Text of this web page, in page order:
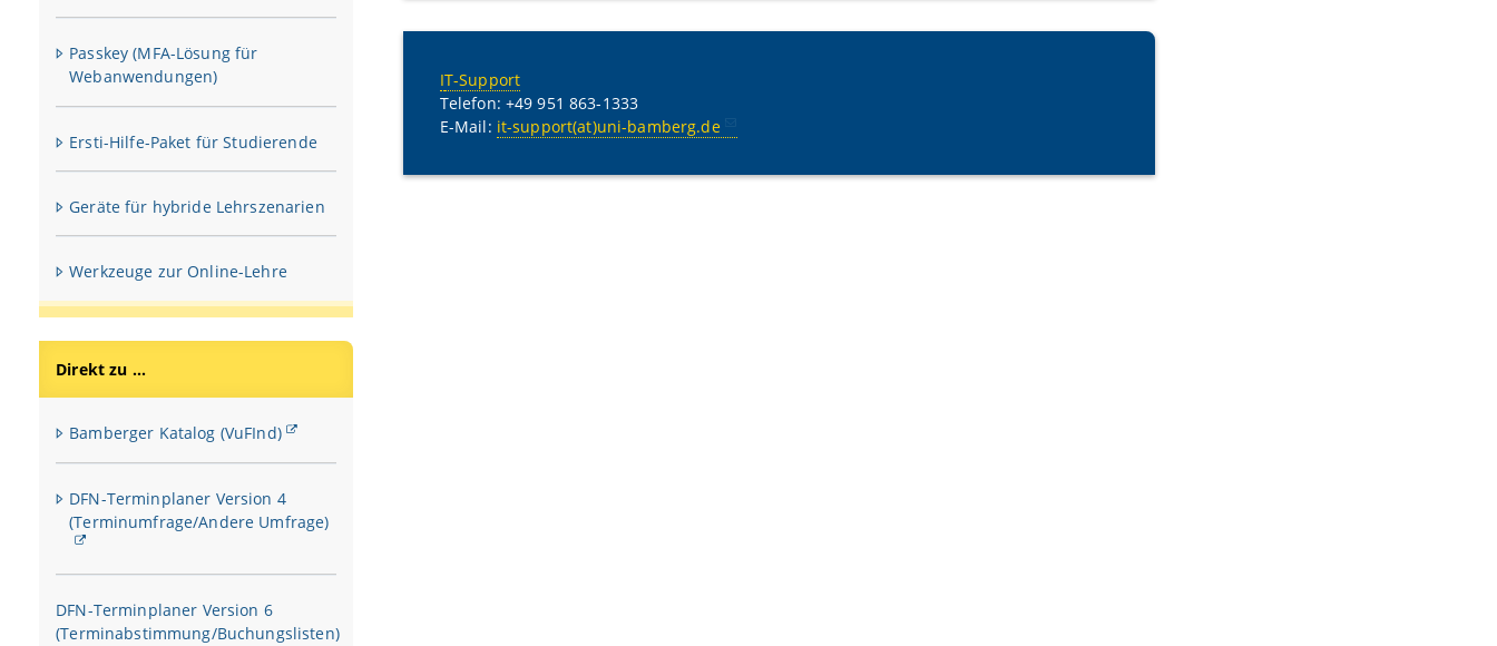
Passkey (MFA-Lösung für
Webanwendungen)
Ersti-Hilfe-Paket für Studierende
Geräte für hybride Lehrszenarien
Werkzeuge zur Online-Lehre
Direkt zu ...
Bamberger Katalog (VuFInd)
DFN-Terminplaner Version 4
(Terminumfrage/Andere Umfrage)
DFN-Terminplaner Version 6
(Terminabstimmung/Buchungslisten)
IT-Support
Telefon: +49 951 863-1333
E-Mail: it-support(at)uni-bamberg.de